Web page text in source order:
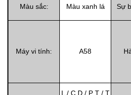
Màu sắc: Màu xanh lá Sự
Máy vi tính: A58
L / C D / P T / T